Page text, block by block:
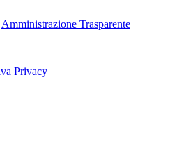
Amministrazione Trasparente
Privacy